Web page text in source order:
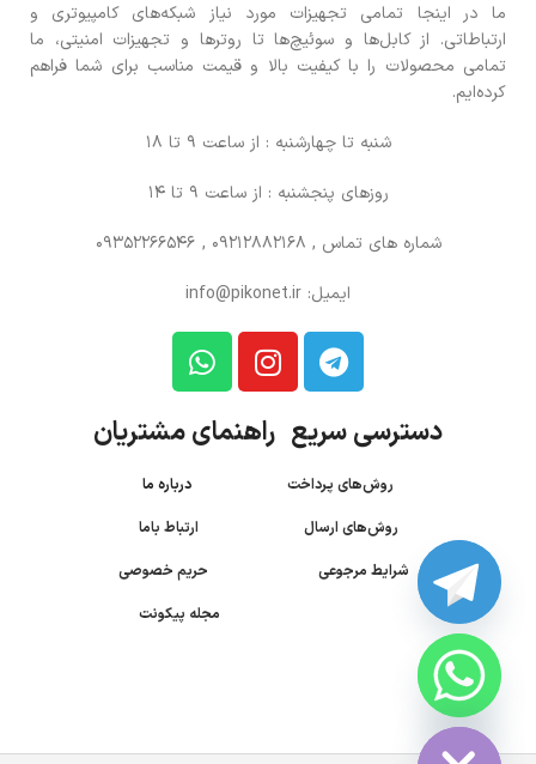
ما در اینجا تمامی تجهیزات مورد نیاز شبکه‌های کامپیوتری و
ارتباطاتی. از کابل‌ها و سوئیچ‌ها تا روترها و تجهیزات امنیتی، ما
تمامی محصولات را با کیفیت بالا و قیمت مناسب برای شما فراهم
کرده‌ایم.
شنبه تا چهارشنبه : از ساعت 9 تا 18
روزهای پنجشنبه : از ساعت 9 تا 14
شماره های تماس , 09212882168 , 09352266546
ایمیل: info@pikonet.ir
دسترسی سریع راهنمای مشتریان
روش‌های پرداخت درباره ما
روش‌های ارسال
ارتباط باما
شرایط مرجوعی
حریم خصوصی
مجله پیکونت
HIDE
CHATY